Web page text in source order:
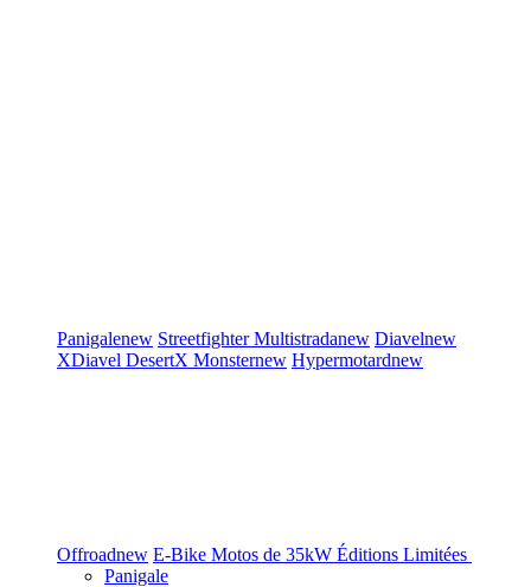
Panigalenew StreetfighterMultistradanew Diavelnew
XDiavel DesertX Monsternew Hypermotardnew
Offroadnew E-Bike Motos de 35kW Éditions Limitées
Panigale